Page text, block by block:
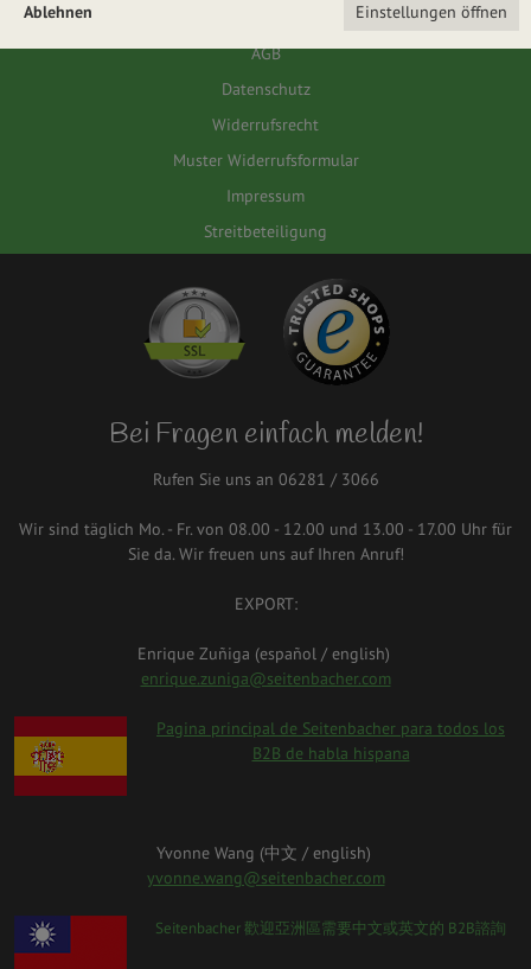
AGB
Datenschutz
Widerrufsrecht
Muster Widerrufsformular
Impressum
Streitbeteiligung
Bei Fragen einfach melden!
Rufen Sie uns an 06281 / 3066
Wir sind täglich Mo. - Fr. von 08.00 - 12.00 und 13.00 - 17.00 Uhr für
Sie da. Wir freuen uns auf Ihren Anruf!
EXPORT:
Enrique Zuñiga (español / english)
enrique.zuniga@seitenbacher.com
spanien.png
Pagina principal de Seitenbacher para todos los
B2B de habla hispana
Yvonne Wang (中⽂ / english)
yvonne.wang@seitenbacher.com
taiwan_0.pngSeitenbacher 歡迎亞洲區需要中⽂或英⽂的 B2B諮詢
Einstellungen öffnen
Ablehnen